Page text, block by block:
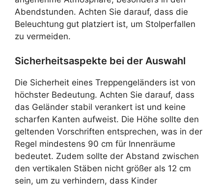
Abendstunden. Achten Sie darauf, dass die
Beleuchtung gut platziert ist, um Stolperfallen
zu vermeiden.
Sicherheitsaspekte bei der Auswahl
Die Sicherheit eines Treppengeländers ist von
höchster Bedeutung. Achten Sie darauf, dass
das Geländer stabil verankert ist und keine
scharfen Kanten aufweist. Die Höhe sollte den
geltenden Vorschriften entsprechen, was in der
Regel mindestens 90 cm für Innenräume
bedeutet. Zudem sollte der Abstand zwischen
den vertikalen Stäben nicht größer als 12 cm
sein, um zu verhindern, dass Kinder